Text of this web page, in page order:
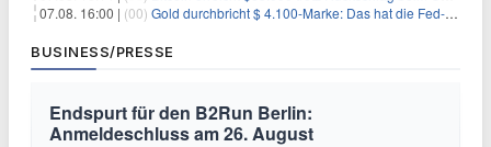
07.08. 16:00 | (00) Gold durchbricht $ 4.100-Marke: Das hat die Fed-Entscheidung ausgelöst
BUSINESS/PRESSE
Endspurt für den B2Run Berlin:
Anmeldeschluss am 26. August